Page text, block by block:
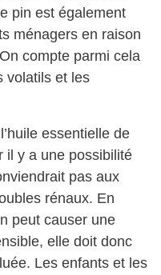
pin est également
ménagers en raison
compte parmi cela
volatils et les
essentielle de
il y a une possibilité
pas aux
rénaux. En
peut causer une
elle doit donc
Les enfants et les